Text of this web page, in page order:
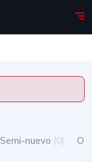
Semi-nuevo (0)